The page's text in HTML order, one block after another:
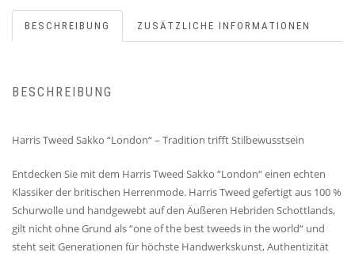
BESCHREIBUNG ZUSÄTZLICHE INFORMATIONEN
BESCHREIBUNG
Harris Tweed Sakko “London“ – Tradition trifft Stilbewusstsein
Entdecken Sie mit dem Harris Tweed Sakko “London“ einen echten
Klassiker der britischen Herrenmode. Harris Tweed gefertigt aus 100 %
Schurwolle und handgewebt auf den Äußeren Hebriden Schottlands,
gilt nicht ohne Grund als “one of the best tweeds in the world“ und
steht seit Generationen für höchste Handwerkskunst, Authentizität